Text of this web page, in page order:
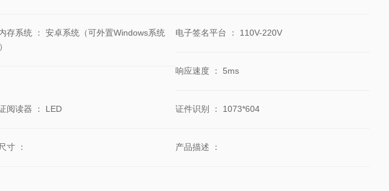
存系统 ： 安卓系统（可外置Windows系统
电子签名平台 ： 110V-220V
响应速度 ： 5ms
阅读器 ： LED 证件识别 ： 1073*604
寸 ： 产品描述 ：